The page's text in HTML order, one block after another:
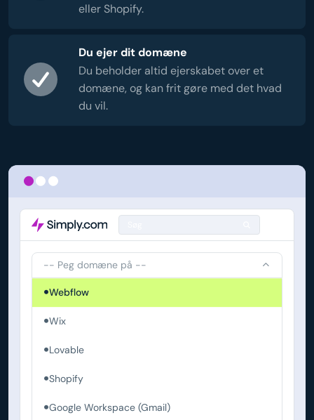
eller Shopify.
Du ejer dit domæne
Du beholder altid ejerskabet over et
domæne, og kan frit gøre med det hvad
du vil.
-- Peg domæne på --
Webflow
Wix
Lovable
Shopify
Google Workspace (Gmail)